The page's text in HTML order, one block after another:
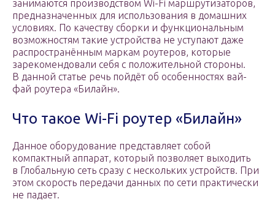
занимаются производством Wi-Fi маршрутизаторов,
предназначенных для использования в домашних
условиях. По качеству сборки и функциональным
возможностям такие устройства не уступают даже
распространённым маркам роутеров, которые
зарекомендовали себя с положительной стороны.
В данной статье речь пойдёт об особенностях вай-
фай роутера «Билайн».
Что такое Wi-Fi роутер «Билайн»
Данное оборудование представляет собой
компактный аппарат, который позволяет выходить
в Глобальную сеть сразу с нескольких устройств. При
этом скорость передачи данных по сети практически
не падает.